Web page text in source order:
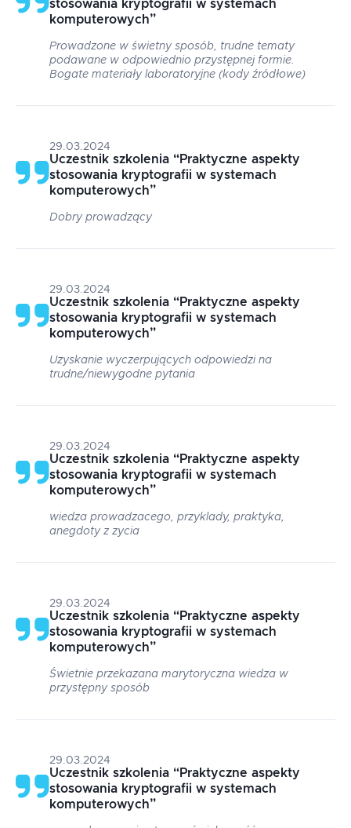
stosowania kryptografii w systemach
komputerowych”
Prowadzone w świetny sposób, trudne tematy
podawane w odpowiednio przystępnej formie.
Bogate materiały laboratoryjne (kody źródłowe)
29.03.2024
Uczestnik szkolenia “Praktyczne aspekty
stosowania kryptografii w systemach
komputerowych”
Dobry prowadzący
29.03.2024
Uczestnik szkolenia “Praktyczne aspekty
stosowania kryptografii w systemach
komputerowych”
Uzyskanie wyczerpujących odpowiedzi na
trudne/niewygodne pytania
29.03.2024
Uczestnik szkolenia “Praktyczne aspekty
stosowania kryptografii w systemach
komputerowych”
wiedza prowadzacego, przyklady, praktyka,
anegdoty z zycia
29.03.2024
Uczestnik szkolenia “Praktyczne aspekty
stosowania kryptografii w systemach
komputerowych”
Świetnie przekazana marytoryczna wiedza w
przystępny sposób
29.03.2024
Uczestnik szkolenia “Praktyczne aspekty
stosowania kryptografii w systemach
komputerowych”